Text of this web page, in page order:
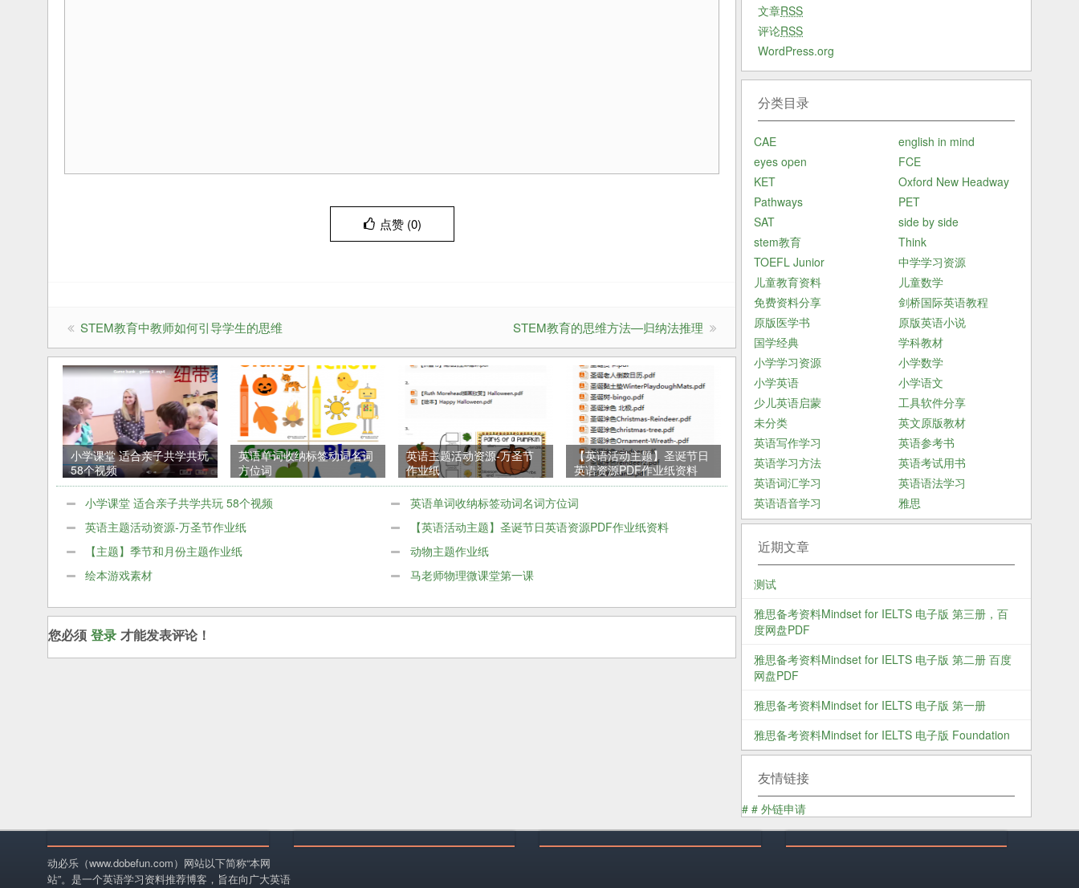
点赞 (0)
STEM教育中教师如何引导学生的思维 STEM教育的思维方法—归纳法推理
小学课堂 适合亲子共学共玩
58个视频
英语单词收纳标签动词名词
方位词
英语主题活动资源-万圣节
作业纸
【英语活动主题】圣诞节日
英语资源PDF作业纸资料
小学课堂 适合亲子共学共玩 58个视频
英语单词收纳标签动词名词方位词
英语主题活动资源-万圣节作业纸
【英语活动主题】圣诞节日英语资源PDF作业纸资料
【主题】季节和月份主题作业纸
动物主题作业纸
绘本游戏素材
马老师物理微课堂第一课
您必须 登录 才能发表评论！
文章RSS
评论RSS
WordPress.org
分类目录
CAE
english in mind
eyes open
FCE
KET
Oxford New Headway
Pathways
PET
SAT
side by side
stem教育
Think
TOEFL Junior
中学学习资源
儿童教育资料
儿童数学
免费资料分享
剑桥国际英语教程
原版医学书
原版英语小说
国学经典
学科教材
小学学习资源
小学数学
小学英语
小学语文
少儿英语启蒙
工具软件分享
未分类
英文原版教材
英语写作学习
英语参考书
英语学习方法
英语考试用书
英语词汇学习
英语语法学习
英语语音学习
雅思
近期文章
测试
雅思备考资料Mindset for IELTS 电子版 第三册，百
度网盘PDF
雅思备考资料Mindset for IELTS 电子版 第二册 百度
网盘PDF
雅思备考资料Mindset for IELTS 电子版 第一册
雅思备考资料Mindset for IELTS 电子版 Foundation
友情链接
# # 外链申请
动必乐（www.dobefun.com）网站以下简称“本网
站”。是一个英语学习资料推荐博客，旨在向广大英语